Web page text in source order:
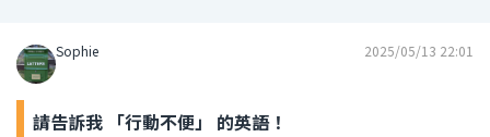
Sophie 2025/05/13 22:01
請告訴我 「行動不便」 的英語！